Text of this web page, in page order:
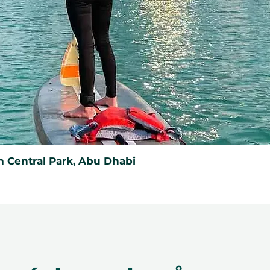
po dobu 12 měsíců a obsahuje
být uplatněn pouze jednou, nelze
nahradit, pokud bude ztracen a
být uveden v okamžiku
pouze na ithara.ae. Je nutné
dostupnosti; rezervace
našim partnerům akceptovány.
učinit neplatným. Podmínky se
Central Park, Abu Dhabi